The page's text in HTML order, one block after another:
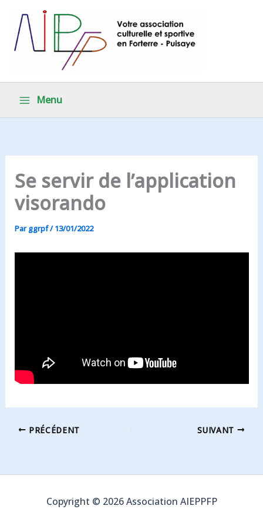
contenu
Menu
Se servir de l’application
visorando
Parggrpf/13/01/2022
PRÉCÉDENT SUIVANT
Copyright © 2026 Association AIEPPFP